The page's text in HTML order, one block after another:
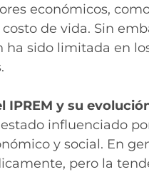
económicos,
de vida. Sin
ha sido limitada en
IPREM y su
influenciado
y social. En
pero la